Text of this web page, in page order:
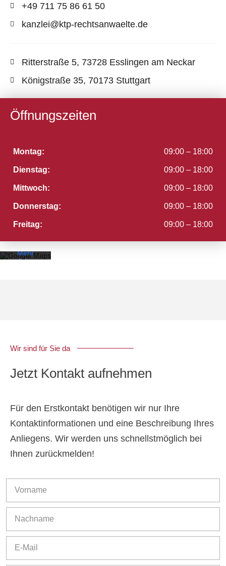
+49 711 75 86 61 50
kanzlei@ktp-rechtsanwaelte.de
Ritterstraße 5, 73728 Esslingen am Neckar
Königstraße 35, 70173 Stuttgart
Öffnungszeiten
Montag: 09:00 – 18:00
Dienstag: 09:00 – 18:00
Mittwoch: 09:00 – 18:00
Donnerstag: 09:00 – 18:00
Freitag: 09:00 – 18:00
Mit dem
Karte
Sie die
Datenschutzerklärung
Mehr
erfahren
Wir sind für Sie da
Jetzt Kontakt aufnehmen
Für den Erstkontakt benötigen wir nur Ihre
Kontaktinformationen und eine Beschreibung Ihres
Anliegens. Wir werden uns schnellstmöglich bei
Ihnen zurückmelden!